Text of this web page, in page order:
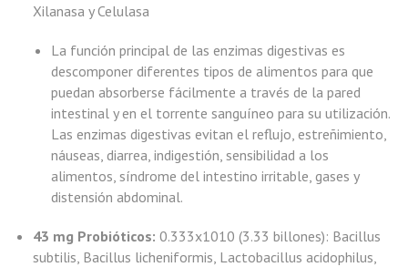
Xilanasa y Celulasa
La función principal de las enzimas digestivas es
descomponer diferentes tipos de alimentos para que
puedan absorberse fácilmente a través de la pared
intestinal y en el torrente sanguíneo para su utilización.
Las enzimas digestivas evitan el reflujo, estreñimiento,
náuseas, diarrea, indigestión, sensibilidad a los
alimentos, síndrome del intestino irritable, gases y
distensión abdominal.
43 mg Probióticos: 0.333x1010 (3.33 billones): Bacillus
subtilis, Bacillus licheniformis, Lactobacillus acidophilus,